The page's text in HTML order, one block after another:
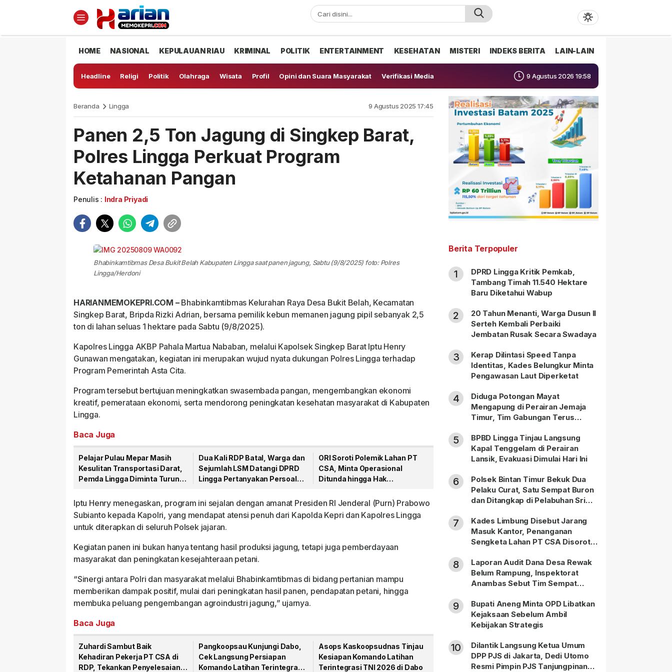
HOME NASIONAL KEPULAUAN RIAU KRIMINAL POLITIK ENTERTAINMENT KESEHATAN MISTERI INDEKS BERITA LAIN-LAIN
Headline Religi Politik Olahraga Wisata Profil Opini dan Suara Masyarakat Verifikasi Media 9 Agustus 2026 19:58
Beranda Lingga 9 Agustus 2025 17:45
Panen 2,5 Ton Jagung di Singkep Barat,
Polres Lingga Perkuat Program
Ketahanan Pangan
Penulis : Indra Priyadi
Bhabinkamtibmas Desa Bukit Belah Kabupaten Lingga saat panen jagung, Sabtu (9/8/2025) foto: Polres
Lingga/Herdoni
HARIANMEMOKEPRI.COM –Bhabinkamtibmas Kelurahan Raya Desa Bukit Belah, Kecamatan
Singkep Barat, Bripda Rizki Adrian, bersama pemilik kebun memanen jagung pipil sebanyak 2,5
ton di lahan seluas 1 hektare pada Sabtu (9/8/2025).
Kapolres Lingga AKBP Pahala Martua Nababan, melalui Kapolsek Singkep Barat Iptu Henry
Gunawan mengatakan, kegiatan ini merupakan wujud nyata dukungan Polres Lingga terhadap
Program Pemerintah Asta Cita.
Program tersebut bertujuan meningkatkan swasembada pangan, mengembangkan ekonomi
kreatif, pemerataan ekonomi, serta mendorong peningkatan kesehatan masyarakat di Kabupaten
Lingga.
Baca Juga
Pelajar Pulau Mepar Masih
Kesulitan Transportasi Darat,
Pemda Lingga Diminta Turun
Dua Kali RDP Batal, Warga dan
Sejumlah LSM Datangi DPRD
Lingga Pertanyakan Persoalan
ORI Soroti Polemik Lahan PT
CSA, Minta Operasional
Ditunda hingga Hak
Iptu Henry menegaskan, program ini sejalan dengan amanat Presiden RI Jenderal (Purn) Prabowo
Subianto kepada Kapolri, yang mendapat atensi penuh dari Kapolda Kepri dan Kapolres Lingga
untuk diterapkan di seluruh Polsek jajaran.
Kegiatan panen ini bukan hanya tentang hasil produksi jagung, tetapi juga pemberdayaan
masyarakat dan peningkatan kesejahteraan petani.
“Sinergi antara Polri dan masyarakat melalui Bhabinkamtibmas di bidang pertanian mampu
memberikan dampak positif, mulai dari peningkatan hasil panen, pendapatan petani, hingga
membuka peluang pengembangan agroindustri jagung,” ujarnya.
Baca Juga
Zuhardi Sambut Baik
Kehadiran Pekerja PT CSA di
RDP, Tekankan Penyelesaian
Pangkoopsau Kunjungi Dabo,
Cek Langsung Persiapan
Komando Latihan Terintegrasi
Asops Kaskoopsudnas Tinjau
Kesiapan Komando Latihan
Terintegrasi TNI 2026 di Dabo
Berita Terpopuler
1
DPRD Lingga Kritik Pemkab,
Tambang Timah 11.540 Hektare
Baru Diketahui Wabup
2
20 Tahun Menanti, Warga Dusun II
Serteh Kembali Perbaiki
Jembatan Rusak Secara Swadaya
3
Kerap Dilintasi Speed Tanpa
Identitas, Kades Belungkur Minta
Pengawasan Laut Diperketat
4
Diduga Potongan Mayat
Mengapung di Perairan Jemaja
Timur, Tim Gabungan Terus
5
BPBD Lingga Tinjau Langsung
Kapal Tenggelam di Perairan
Lansik, Evakuasi Dimulai Hari Ini
6
Polsek Bintan Timur Bekuk Dua
Pelaku Curat, Satu Sempat Buron
dan Ditangkap di Pelabuhan Sri
7
Kades Limbung Disebut Jarang
Masuk Kantor, Penanganan
Sengketa Lahan PT CSA Disorot
8
Laporan Audit Dana Desa Rewak
Belum Rampung, Inspektorat
Anambas Sebut Tim Sempat
9
Bupati Aneng Minta OPD Libatkan
Kejaksaan Sebelum Ambil
Kebijakan Strategis
10
Dilantik Langsung Ketua Umum
DPP PJS di Jakarta, Dedi Utomo
Resmi Pimpin PJS Tanjungpinang-